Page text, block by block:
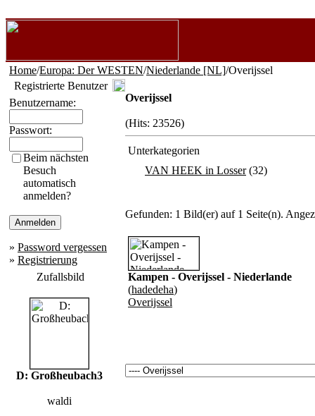
Home/Europa: Der WESTEN/Niederlande [NL]/Overijssel
Registrierte Benutzer
Benutzername:
Passwort:
Beim nächsten
Besuch
automatisch
anmelden?
» Password vergessen
» Registrierung
Zufallsbild
D: Großheubach3
waldi
Overijssel
(Hits: 23526)
Unterkategorien
VAN HEEK in Losser(32)
Gefunden: 1 Bild(er) auf 1 Seite(n).
Kampen - Overijssel - Niederlande
(hadedeha)
Overijssel